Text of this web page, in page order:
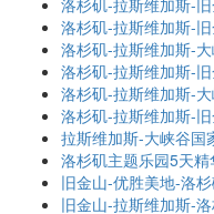
洛杉矶-拉斯维加斯-
洛杉矶-拉斯维加斯-
洛杉矶-拉斯维加斯-
洛杉矶-拉斯维加斯-
洛杉矶-拉斯维加斯-
洛杉矶-拉斯维加斯-
拉斯维加斯-大峡谷国
洛杉矶主题乐园5天精
旧金山-优胜美地-洛
旧金山-拉斯维加斯-